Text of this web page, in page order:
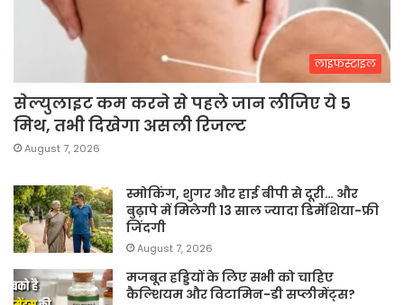
लाइफस्टाइल
सेल्युलाइट कम करने से पहले जान लीजिए ये 5
मिथ, तभी दिखेगा असली रिजल्ट
August 7, 2026
स्मोकिंग, शुगर और हाई बीपी से दूरी… और
बुढ़ापे में मिलेगी 13 साल ज्यादा डिमेंशिया-फ्री
जिंदगी
August 7, 2026
मजबूत हड्डियों के लिए सभी को चाहिए
कैल्शियम और विटामिन-डी सप्लीमेंट्स?